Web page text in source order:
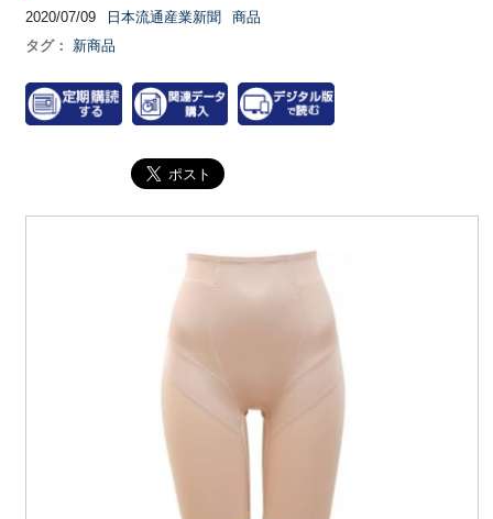
2020/07/09 日本流通産業新聞
商品
タグ：
新商品